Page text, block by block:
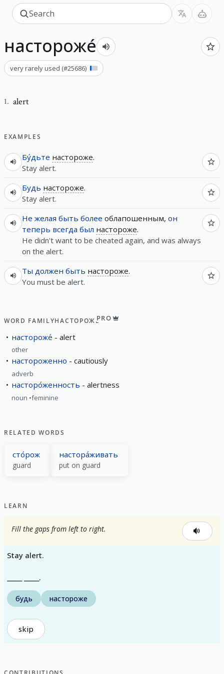
настороже́
very rarely used (#25686)
1. alert
EXAMPLES
Бу́дьте настороже.
Stay alert.
Будь настороже.
Stay alert.
Не желая быть более облапошенным, он
теперь всегда был настороже.
He didn't want to be cheated again, and was always
on the alert.
Ты должен быть настороже.
You must be alert.
WORD FAMILYНАСТОРОЖЕ́PRO
настороже́ alert
other
настороженно cautiously
adverb
насторо́женность alertness
noun feminine
RELATED WORDS
сто́рож
guard
настора́живать
put on guard
LEARN
Fill the gaps from left to right.
Stay alert.
_____ _____.
будь настороже
skip